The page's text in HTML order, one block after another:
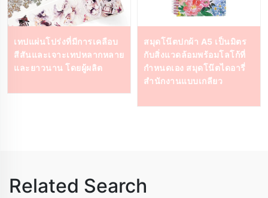
เทปแผ่นโปร่งที่มีการเคลือบ
สีสันและเจาะเทปหลากหลาย
และยาวนาน โดยผู้ผลิต
สมุดโน๊ตปกผ้า A5 เป็นมิตร
กับสิ่งแวดล้อมพร้อมโลโก้ที่
กำหนดเอง สมุดโน๊ตไดอารี่
สำนักงานแบบเกลียว
Related Search